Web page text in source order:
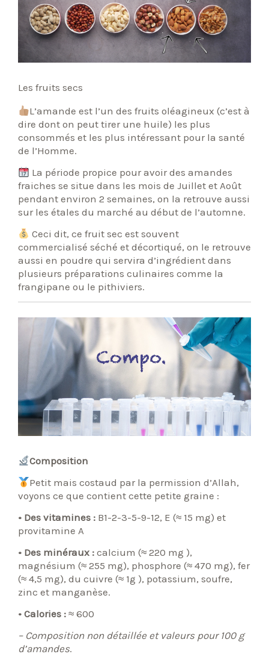
Les fruits secs
L’amande est l’un des fruits oléagineux (c’est à
dire dont on peut tirer une huile) les plus
consommés et les plus intéressant pour la santé
de l’Homme.
La période propice pour avoir des amandes
fraiches se situe dans les mois de Juillet et Août
pendant environ 2 semaines, on la retrouve aussi
sur les étales du marché au début de l’automne.
Ceci dit, ce fruit sec est souvent
commercialisé séché et décortiqué, on le retrouve
aussi en poudre qui servira d’ingrédient dans
plusieurs préparations culinaires comme la
frangipane ou le pithiviers.
Composition
Petit mais costaud par la permission d’Allah,
voyons ce que contient cette petite graine :
• Des vitamines : B1-2-3-5-9-12, E (≈ 15 mg) et
provitamine A
• Des minéraux : calcium (≈ 220 mg ),
magnésium (≈ 255 mg), phosphore (≈ 470 mg), fer
(≈ 4,5 mg), du cuivre (≈ 1g ), potassium, soufre,
zinc et manganèse.
• Calories : ≈ 600
– Composition non détaillée et valeurs pour 100 g
d’amandes.